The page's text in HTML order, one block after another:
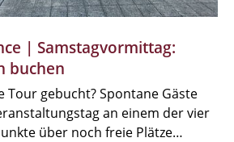
| Samstagvormittag:
buchen
Tour gebucht? Spontane Gäste
an einem der vier
über noch freie Plätze…